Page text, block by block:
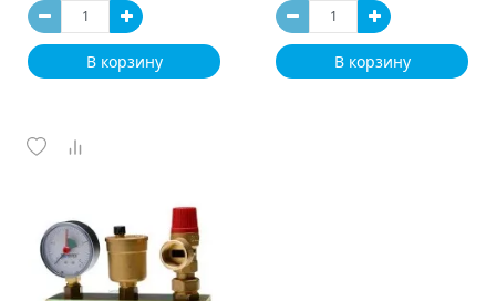
В корзину В корзину